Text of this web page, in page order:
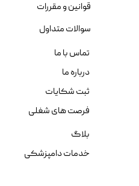
قوانین و مقررات
سوالات متداول
تماس با ما
درباره ما
ثبت شکایات
فرصت های شغلی
بلاگ
خدمات دامپزشکی